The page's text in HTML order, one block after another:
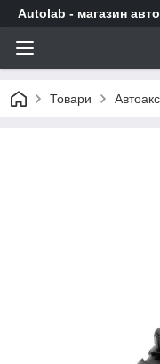
Autolab - магазин
Товари